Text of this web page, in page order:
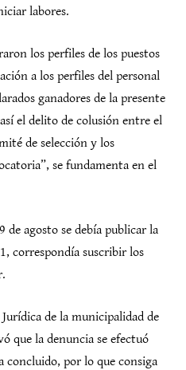
labores.
los perfiles de los puestos
a los perfiles del personal
ganadores de la presente
el delito de colusión entre el
de selección y los
se fundamenta en el
de agosto se debía publicar la
correspondía suscribir los
de la municipalidad de
que la denuncia se efectuó
concluido, por lo que consiga